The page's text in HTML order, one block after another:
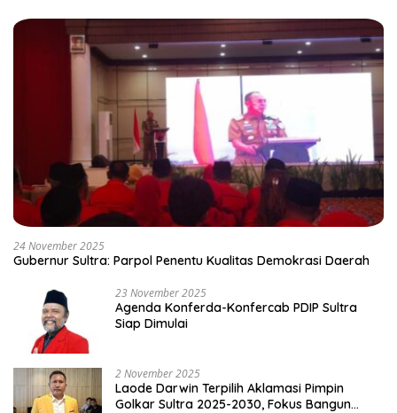
24 November 2025
Gubernur Sultra: Parpol Penentu Kualitas Demokrasi Daerah
23 November 2025
Agenda Konferda-Konfercab PDIP Sultra
Siap Dimulai
2 November 2025
Laode Darwin Terpilih Aklamasi Pimpin
Golkar Sultra 2025-2030, Fokus Bangun